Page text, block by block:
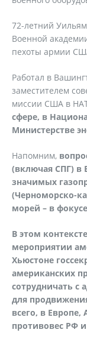
72-летний
Военной
пехоты армии
Работал в
заместителем
миссии США в
сфере, в
Министерстве
Напомним,
(включая СПГ) в
значимых
(Черноморско-
морей – в
В этом
мероприятии
Хьюстоне
американских
сотрудничать с
для
всего, в
противовес РФ